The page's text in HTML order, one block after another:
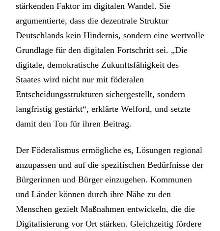
stärkenden Faktor im digitalen Wandel. Sie
argumentierte, dass die dezentrale Struktur
Deutschlands kein Hindernis, sondern eine wertvolle
Grundlage für den digitalen Fortschritt sei. „Die
digitale, demokratische Zukunftsfähigkeit des
Staates wird nicht nur mit föderalen
Entscheidungsstrukturen sichergestellt, sondern
langfristig gestärkt“, erklärte Welford, und setzte
damit den Ton für ihren Beitrag.
Der Föderalismus ermögliche es, Lösungen regional
anzupassen und auf die spezifischen Bedürfnisse der
Bürgerinnen und Bürger einzugehen. Kommunen
und Länder können durch ihre Nähe zu den
Menschen gezielt Maßnahmen entwickeln, die die
Digitalisierung vor Ort stärken. Gleichzeitig fördere